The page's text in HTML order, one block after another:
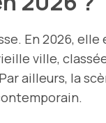
En 2026,
ville,
ailleurs, la